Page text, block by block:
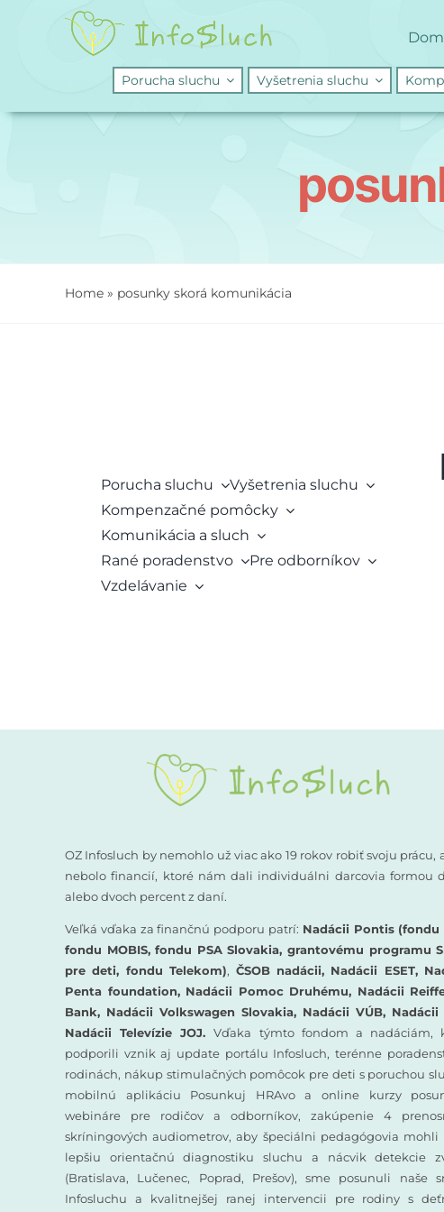
Porucha sluchu Vyšetrenia sluchu
Home » posunky skorá komunikácia
Porucha sluchu
Vyšetrenia sluchu
Kompenzačné pomôcky
Komunikácia a sluch
Rané poradenstvo
Pre odborníkov
Vzdelávanie
OZ Infosluch by nemohlo už viac ako 19 rokov robiť svoju prácu,
nebolo financií, ktoré nám dali individuálni darcovia formou
alebo dvoch percent z daní.
Veľká vďaka za finančnú podporu patrí: Nadácii Pontis (fondu
fondu MOBIS, fondu PSA Slovakia, grantovému programu
pre deti, fondu Telekom), ČSOB nadácii, Nadácii ESET,
Penta foundation, Nadácii Pomoc Druhému, Nadácii
Bank, Nadácii Volkswagen Slovakia, Nadácii VÚB, Nadácii
Nadácii Televízie JOJ.Vďaka týmto fondom a nadáciám,
podporili vznik aj update portálu Infosluch, terénne
rodinách, nákup stimulačných pomôcok pre deti s poruchou
mobilnú aplikáciu Posunkuj HRAvo a online kurzy
webináre pre rodičov a odborníkov, zakúpenie 4
skríningových audiometrov, aby špeciálni pedagógovia mohli
lepšiu orientačnú diagnostiku sluchu a nácvik detekcie
(Bratislava, Lučenec, Poprad, Prešov), sme posunuli naše
Infosluchu a kvalitnejšej ranej intervencii pre rodiny s